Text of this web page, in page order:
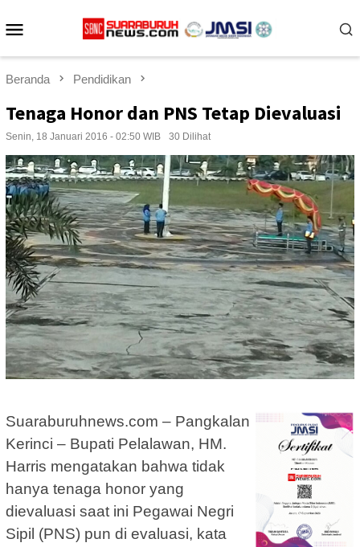
ke
Beranda Pendidikan
Tenaga Honor dan PNS Tetap Dievaluasi
Senin, 18 Januari 2016 - 02:50 WIB 30 Dilihat
Suaraburuhnews.com – Pangkalan
Kerinci – Bupati Pelalawan, HM.
Harris mengatakan bahwa tidak
hanya tenaga honor yang
dievaluasi saat ini Pegawai Negri
Sipil (PNS) pun di evaluasi, kata